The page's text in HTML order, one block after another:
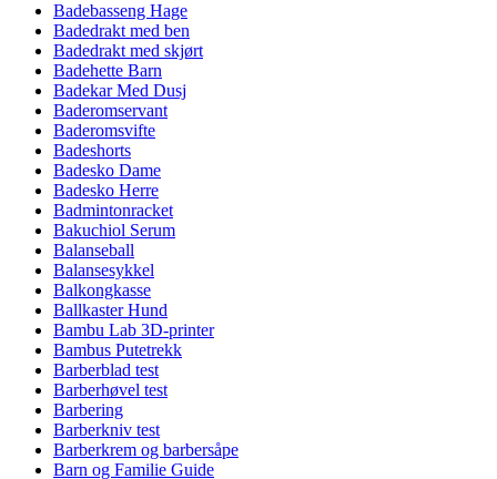
Badebasseng Hage
Badedrakt med ben
Badedrakt med skjørt
Badehette Barn
Badekar Med Dusj
Baderomservant
Baderomsvifte
Badeshorts
Badesko Dame
Badesko Herre
Badmintonracket
Bakuchiol Serum
Balanseball
Balansesykkel
Balkongkasse
Ballkaster Hund
Bambu Lab 3D-printer
Bambus Putetrekk
Barberblad test
Barberhøvel test
Barbering
Barberkniv test
Barberkrem og barbersåpe
Barn og Familie Guide